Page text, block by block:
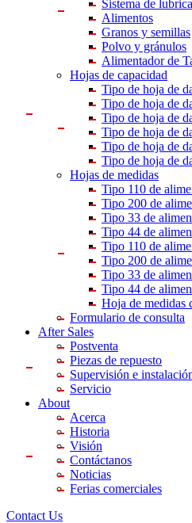
Sistema de
Alimentos
Granos y semillas
Polvo y gránulos
Alimentador de
Hojas de capacidad
Tipo de hoja de
Tipo de hoja de
Tipo de hoja de
Tipo de hoja de
Tipo de hoja de
Tipo de hoja de
Hojas de medidas
Tipo 110 de
Tipo 200 de
Tipo 33 de
Tipo 44 de
Tipo 110 de
Tipo 200 de
Tipo 33 de
Tipo 44 de
Hoja de medidas
Formulario de consulta
After Sales
Postventa
Piezas de repuesto
Supervisión e
Servicio
About
Acerca
Historia
Visión
Contáctanos
Noticias
Ferias comerciales
Contact Us